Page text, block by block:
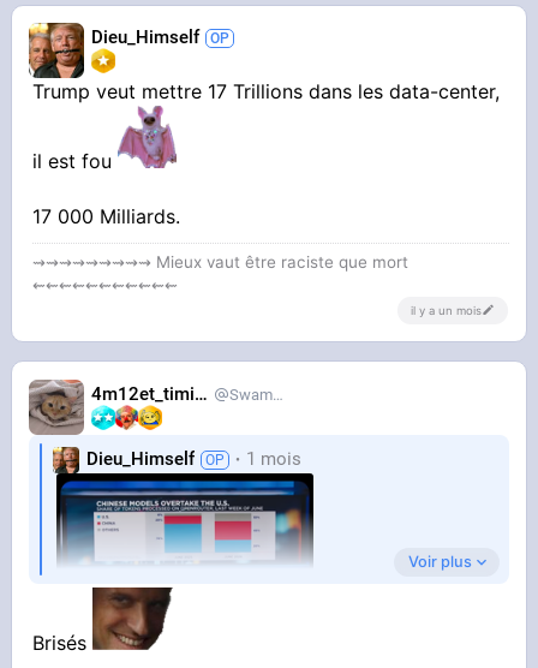
Dieu_Himself
Trump veut mettre 17 Trillions dans les data-center,
il est fou
17 000 Milliards.
⇝⇝⇝⇝⇝⇝⇝⇝⇝ Mieux vaut être raciste que mort
⇜⇜⇜⇜⇜⇜⇜⇜⇜⇜⇜
il y a un mois
4m12et_timide SwampDrainer
Dieu_Himself 1 mois
Voir plus
Brisés